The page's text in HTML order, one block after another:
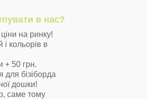
в нас?
на ринку!
кольорів в
+ 50 грн.
бізіборда
дошки!
саме тому